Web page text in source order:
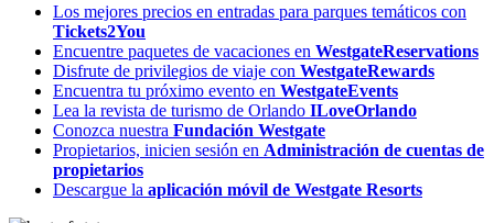
Los mejores precios en entradas para parques temáticos con
Tickets2You
Encuentre paquetes de vacaciones en WestgateReservations
Disfrute de privilegios de viaje con WestgateRewards
Encuentra tu próximo evento en WestgateEvents
Lea la revista de turismo de Orlando ILoveOrlando
Conozca nuestra Fundación Westgate
Propietarios, inicien sesión en Administración de cuentas de
propietarios
Descargue la aplicación móvil de Westgate Resorts